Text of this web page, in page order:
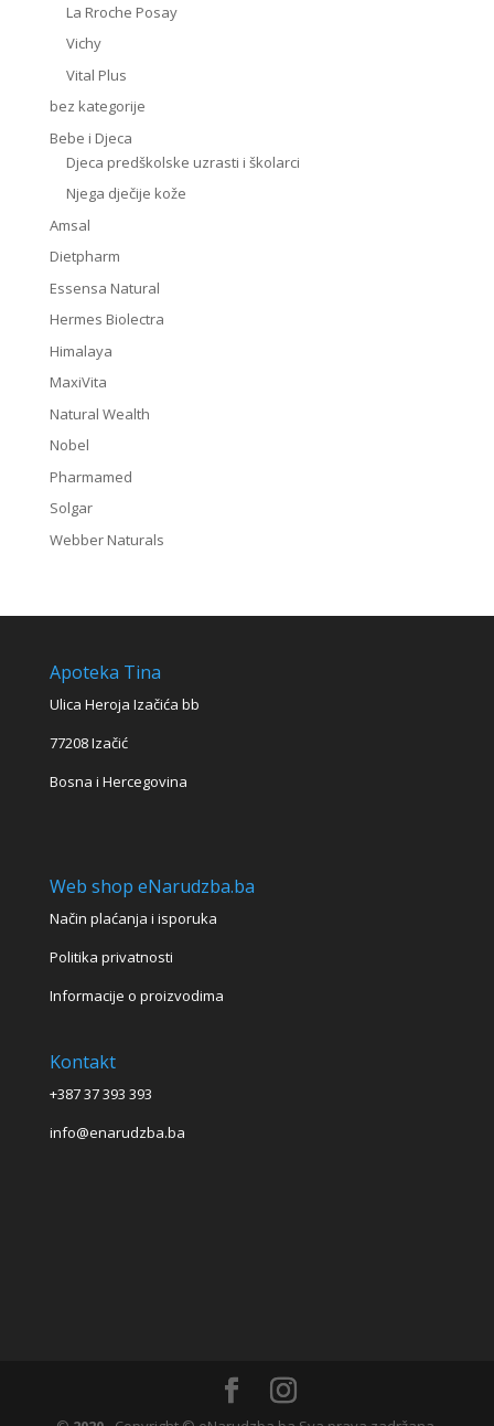
La Rroche Posay
Vichy
Vital Plus
bez kategorije
Bebe i Djeca
Djeca predškolske uzrasti i školarci
Njega dječije kože
Amsal
Dietpharm
Essensa Natural
Hermes Biolectra
Himalaya
MaxiVita
Natural Wealth
Nobel
Pharmamed
Solgar
Webber Naturals
Apoteka Tina
Ulica Heroja Izačića bb
77208 Izačić
Bosna i Hercegovina
Web shop eNarudzba.ba
Način plaćanja i isporuka
Politika privatnosti
Informacije o proizvodima
Kontakt
+387 37 393 393
info@enarudzba.ba